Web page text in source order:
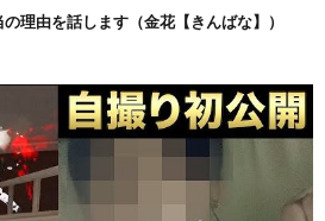
理由を話します（金花【きんばな】）